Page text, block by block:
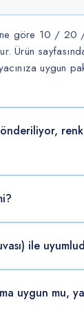
göre 10 /
Ürün
uygun
ile
uygun mu,